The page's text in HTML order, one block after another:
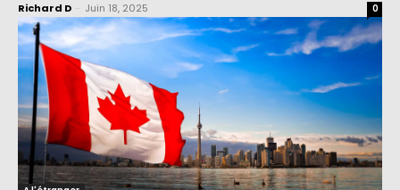
Richard D Juin 18, 2025 0